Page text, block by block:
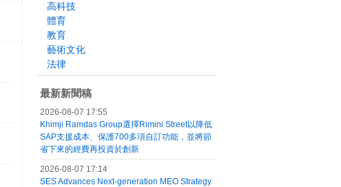
高科技
體育
教育
藝術文化
法律
最新新聞稿
2026-08-07 17:55
Khimji Ramdas Group選擇Rimini Street以降低
SAP支援成本、保護700多項自訂功能，並將節
省下來的經費再投資於創新
2026-08-07 17:14
SES Advances Next-generation MEO Strategy